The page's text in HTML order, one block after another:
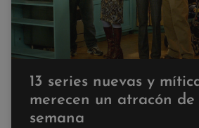
13 series nuevas y
merecen un atracón
semana